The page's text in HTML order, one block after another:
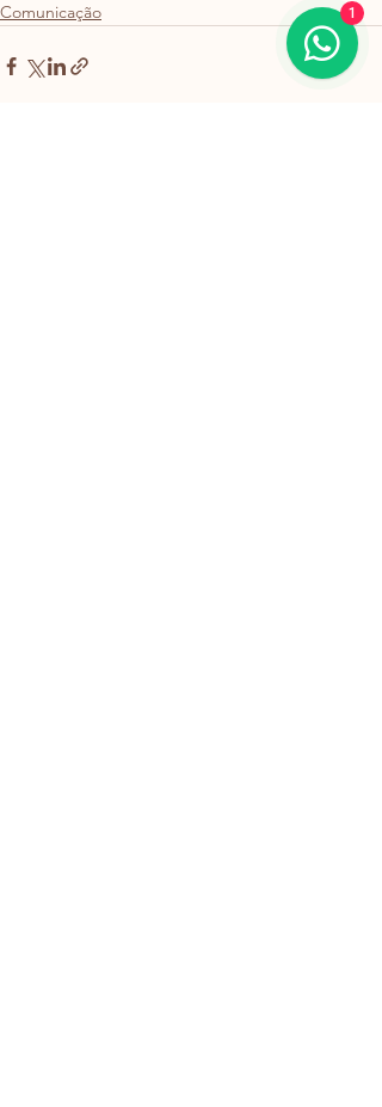
Comunicação
1